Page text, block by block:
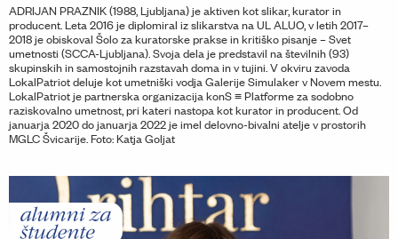
ADRIJAN PRAZNIK (1988, Ljubljana) je aktiven kot slikar, kurator in
producent. Leta 2016 je diplomiral iz slikarstva na UL ALUO, v letih 2017–
2018 je obiskoval Šolo za kuratorske prakse in kritiško pisanje – Svet
umetnosti (SCCA-Ljubljana). Svoja dela je predstavil na številnih (93)
skupinskih in samostojnih razstavah doma in v tujini. V okviru zavoda
LokalPatriot deluje kot umetniški vodja Galerije Simulaker v Novem mestu.
LokalPatriot je partnerska organizacija konS ≡ Platforme za sodobno
raziskovalno umetnost, pri kateri nastopa kot kurator in producent. Od
januarja 2020 do januarja 2022 je imel delovno-bivalni atelje v prostorih
MGLC Švicarije. Foto: Katja Goljat